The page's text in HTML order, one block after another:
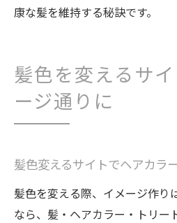
康な髪を維持する秘訣です。
髪色を変えるサ
ージ通りに
髪色変えるサイトでヘアカラ
髪色を変える際、イメージ作り
なら、髪・ヘアカラー・トリー